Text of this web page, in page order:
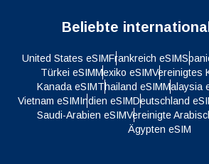
Beliebte
United States eSIMFrankreich eSIM
Türkei eSIMMexiko eSIMVereinigtes
Kanada eSIMThailand eSIMMalaysia
Vietnam eSIMIndien eSIMDeutschland
Saudi-Arabien eSIMVereinigte
Ägypten eSIM